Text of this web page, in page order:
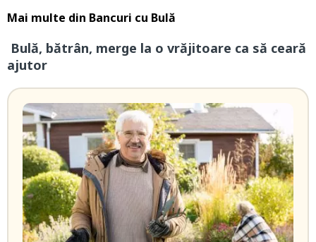
Mai multe din Bancuri cu Bulă
Bulă, bătrân, merge la o vrăjitoare ca să ceară
ajutor